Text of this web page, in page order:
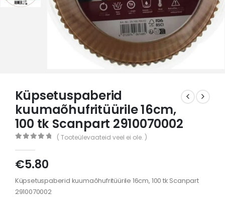
Küpsetuspaberid
kuumaõhufritüürile 16cm,
100 tk Scanpart 2910070002
( Tooteülevaateid veel ei ole. )
€5.80
Küpsetuspaberid kuumaõhufritüürile 16cm, 100 tk Scanpart
2910070002